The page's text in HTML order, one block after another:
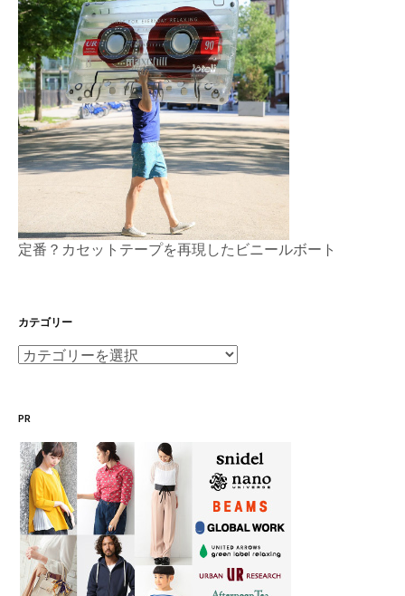
定番？カセットテープを再現したビニールボート
カテゴリー
カ
リ
ー
PR